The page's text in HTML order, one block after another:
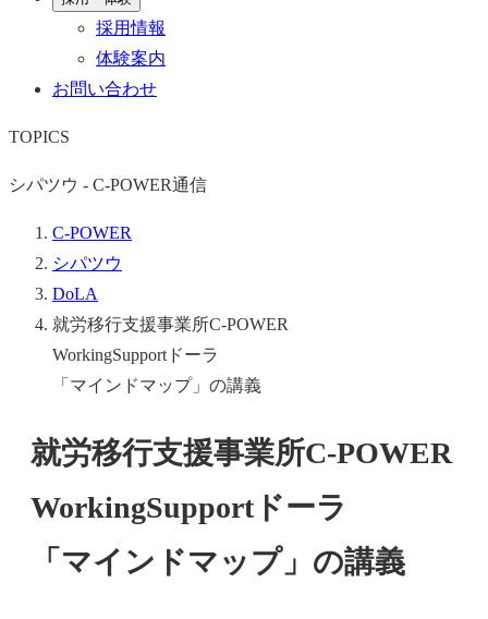
採用情報
体験案内
お問い合わせ
TOPICS
シパツウ - C-POWER通信
C-POWER
シパツウ
DoLA
就労移行支援事業所C-POWER
WorkingSupportドーラ
「マインドマップ」の講義
就労移行支援事業所C-POWER
WorkingSupportドーラ
「マインドマップ」の講義